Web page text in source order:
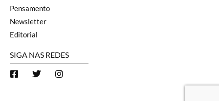
Pensamento
Newsletter
Editorial
SIGA NAS REDES